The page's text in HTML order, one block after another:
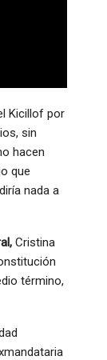
Kicillof por
sin
hacen
que
nada a
Cristina
término,